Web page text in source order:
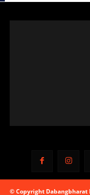
© Copyright Dabangbharat